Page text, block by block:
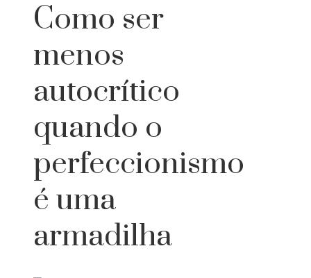
Como ser
menos
autocrítico
quando o
perfeccionismo
é uma
armadilha